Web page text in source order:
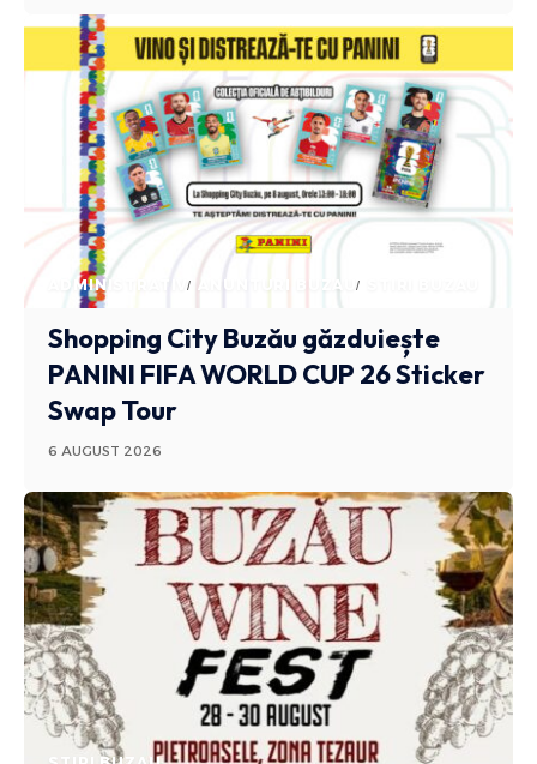
ADMINISTRATIV ANUNTURI BUZAU
Shopping City Buzău găzduiește
PANINI FIFA WORLD CUP 26 Sticker
Swap Tour
6 AUGUST 2026